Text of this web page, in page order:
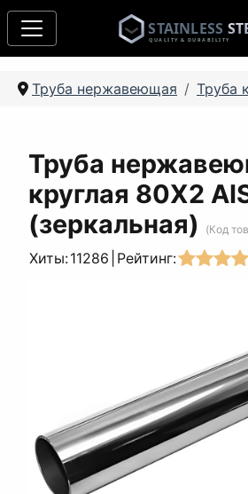
Труба нержавеющая Труба
Труба
круглая 80Х2
(зеркальная)
(Код
Хиты:11286 Рейтинг: